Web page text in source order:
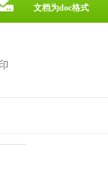
文档为doc格式